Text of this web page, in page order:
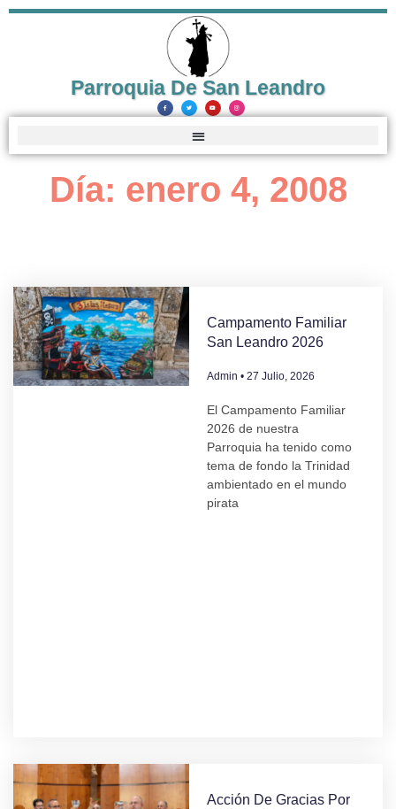
Parroquia De San Leandro
Día: enero 4, 2008
Campamento Familiar
San Leandro 2026
Admin 27 Julio, 2026
El Campamento Familiar
2026 de nuestra
Parroquia ha tenido como
tema de fondo la Trinidad
ambientado en el mundo
pirata
Acción De Gracias Por